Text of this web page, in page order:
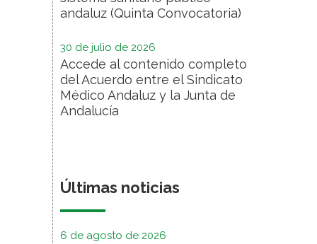
andaluz (Quinta Convocatoria)
30 de julio de 2026
Accede al contenido completo
del Acuerdo entre el Sindicato
Médico Andaluz y la Junta de
Andalucía
Últimas noticias
6 de agosto de 2026